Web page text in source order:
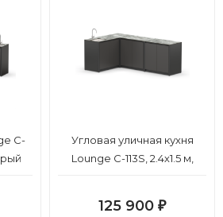
C-
Угловая уличная кухня
Lounge C-113S, 2.4х1.5 м,
125 900 ₽